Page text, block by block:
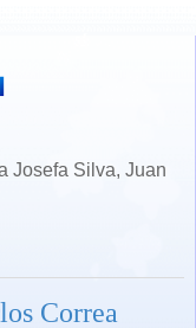
Josefa Silva, Juan
Correa